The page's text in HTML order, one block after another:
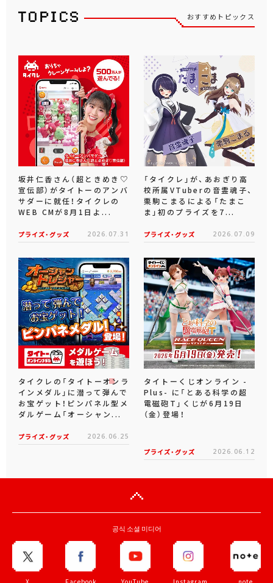
おすすめトピックス
坂井仁香さん（超ときめき♡
宣伝部）がタイトーのアンバ
サダーに就任！タイクレの
WEB CMが8月1日よ...
プライズ・グッズ 2026.07.31
「タイクレ」が、あおぎり高
校所属VTuberの音霊魂子、
栗駒こまるによる「たまこ
ま」初のプライズを7...
プライズ・グッズ 2026.07.09
タイクレの「タイトーオンラ
インメダル」に潜って弾んで
お宝ゲット！ピンパネル型メ
ダルゲーム「オーシャン...
プライズ・グッズ 2026.06.25
タイトーくじオンライン -
Plus- に「とある科学の超
電磁砲T」くじが6月19日
（金）登場！
プライズ・グッズ 2026.06.12
공식 소셜 미디어